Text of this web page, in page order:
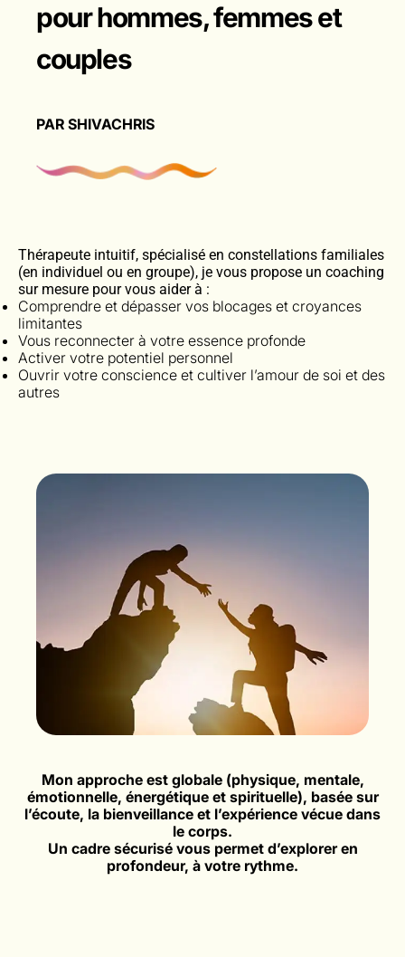
pour hommes, femmes et
couples
PAR SHIVACHRIS
Thérapeute intuitif, spécialisé en constellations familiales
(en individuel ou en groupe), je vous propose un coaching
sur mesure pour vous aider à :
Comprendre et dépasser vos blocages et croyances
limitantes
Vous reconnecter à votre essence profonde
Activer votre potentiel personnel
Ouvrir votre conscience et cultiver l’amour de soi et des
autres
Mon approche est globale (physique, mentale,
émotionnelle, énergétique et spirituelle), basée sur
l’écoute, la bienveillance et l’expérience vécue dans
le corps.
Un cadre sécurisé vous permet d’explorer en
profondeur, à votre rythme.